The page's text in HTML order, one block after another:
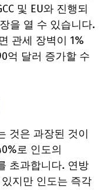
및 EU와 진행되
을 열 수 있습니다.
관세 장벽이 1%
억 달러 증가할 수
것은 과장된 것이
로 인도의
초과합니다. 연방
지만 인도는 즉각